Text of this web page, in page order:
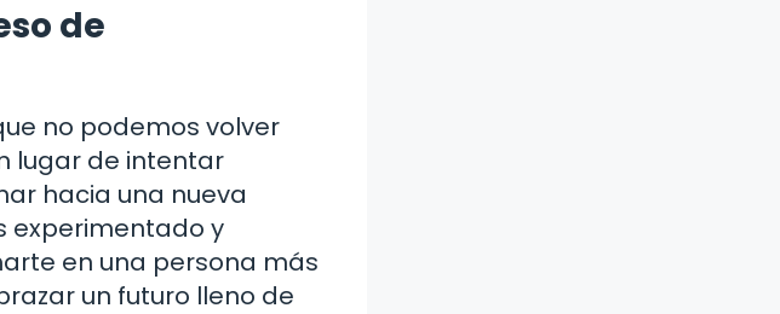
de
no podemos volver
lugar de intentar
hacia una nueva
experimentado y
en una persona más
un futuro lleno de